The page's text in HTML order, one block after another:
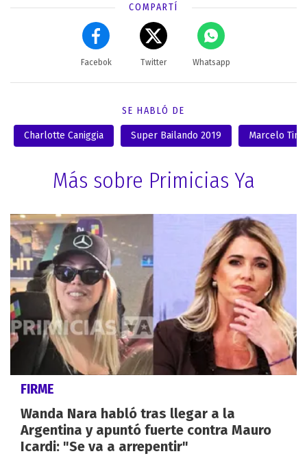
COMPARTÍ
Facebok Twitter Whatsapp
SE HABLÓ DE
Charlotte Caniggia Super Bailando 2019 Marcelo
Más sobre Primicias Ya
FIRME
Wanda Nara habló tras llegar a la
Argentina y apuntó fuerte contra Mauro
Icardi: "Se va a arrepentir"